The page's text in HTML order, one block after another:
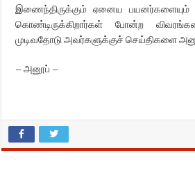
இணைந்திருக்கும் ஏனைய
கொண்டிருக்கிறார்கள் போன்ற
முடிவதோடு அவர்களுக்குச் செய்திகளை
– அனூப் –